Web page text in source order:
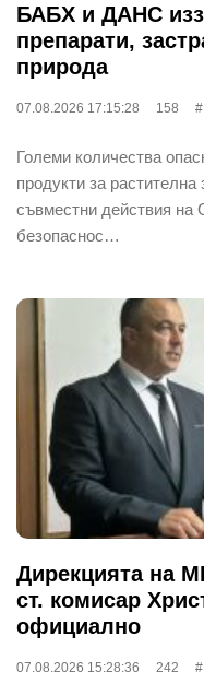
БАБХ и ДАНС
препарати,
природа
07.08.2026 17:15:28 158
Големи количества
продукти за
съвместни действия на
безопаснос…
Дирекцията на
ст. комисар
официално
07.08.2026 15:28:36 242